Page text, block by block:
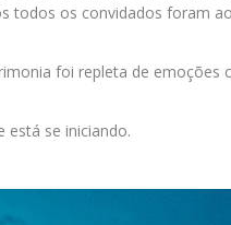
todos os convidados foram
foi repleta de emoções
está se iniciando.